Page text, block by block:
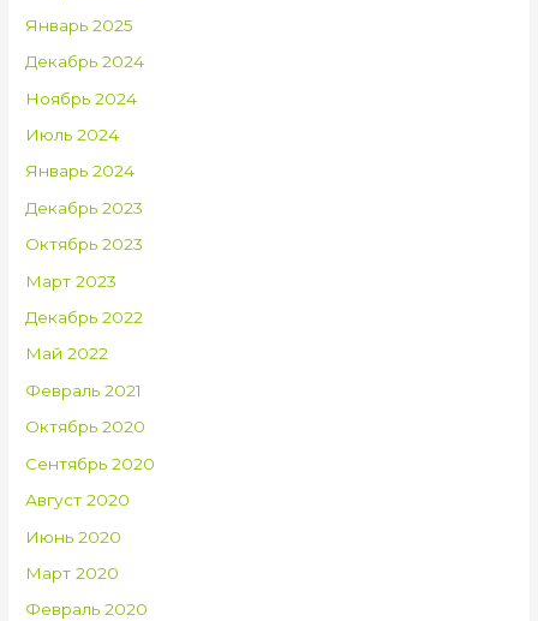
Январь 2025
Декабрь 2024
Ноябрь 2024
Июль 2024
Январь 2024
Декабрь 2023
Октябрь 2023
Март 2023
Декабрь 2022
Май 2022
Февраль 2021
Октябрь 2020
Сентябрь 2020
Август 2020
Июнь 2020
Март 2020
Февраль 2020